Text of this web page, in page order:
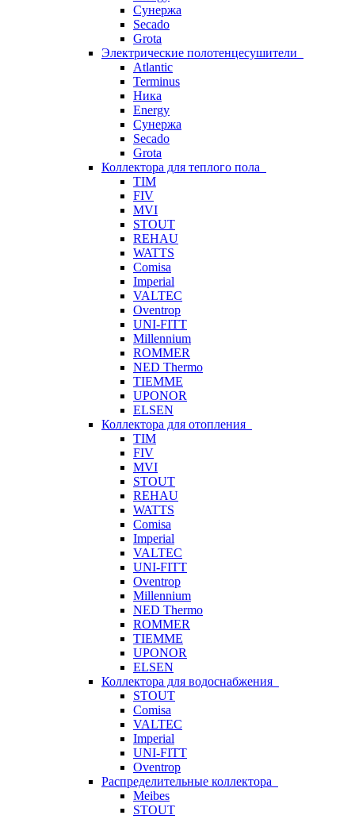
Сунержа
Secado
Grota
Электрические полотенцесушители
Atlantic
Terminus
Ника
Energy
Сунержа
Secado
Grota
Коллектора для теплого пола
TIM
FIV
MVI
STOUT
REHAU
WATTS
Comisa
Imperial
VALTEC
Oventrop
UNI-FITT
Millennium
ROMMER
NED Thermo
TIEMME
UPONOR
ELSEN
Коллектора для отопления
TIM
FIV
MVI
STOUT
REHAU
WATTS
Comisa
Imperial
VALTEC
UNI-FITT
Oventrop
Millennium
NED Thermo
ROMMER
TIEMME
UPONOR
ELSEN
Коллектора для водоснабжения
STOUT
Comisa
VALTEC
Imperial
UNI-FITT
Oventrop
Распределительные коллектора
Meibes
STOUT